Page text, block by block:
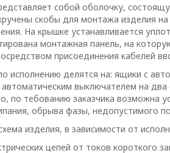
собой оболочку,
скобы для монтажа изделия
На крышке устанавливается
монтажная панель, на
присоединения кабелей
исполнению делятся на: ящики с
выключателем на
по тебованию заказчика возможна
обрыва фазы, недопустимого
изделия, в зависимости от
цепей от токов короткого